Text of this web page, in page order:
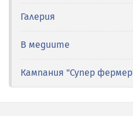
Галерия
В медиите
Кампания "Супер